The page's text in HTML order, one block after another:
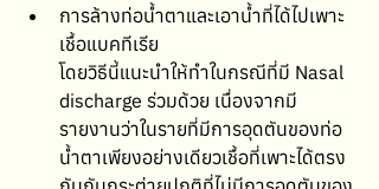
การล้างท่อน้ำตาและเอาน้ำที่ได้ไปเพาะ
เชื้อแบคทีเรีย
โดยวิธีนี้แนะนำให้ทำในกรณีที่มี Nasal
discharge ร่วมด้วย เนื่องจากมี
รายงานว่าในรายที่มีการอุดตันของท่อ
น้ำตาเพียงอย่างเดียวเชื้อที่เพาะได้ตรง